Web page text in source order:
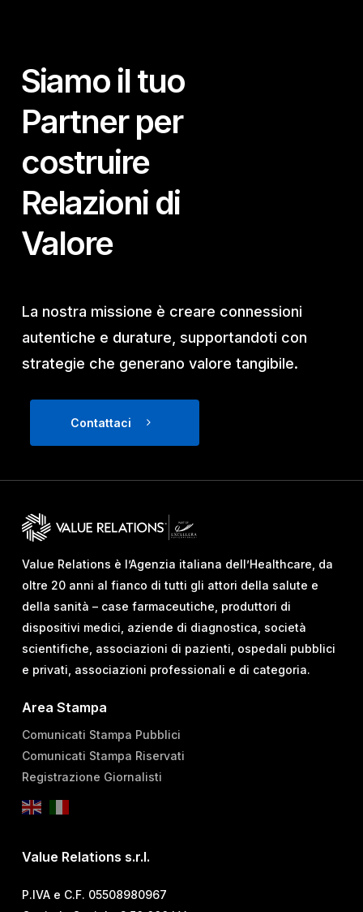
Siamo il tuo
Partner per
costruire
Relazioni di
Valore
La nostra missione è creare connessioni
autentiche e durature, supportandoti con
strategie che generano valore tangibile.
Contattaci
Value Relations è l’Agenzia italiana dell’Healthcare, da
oltre 20 anni al fianco di tutti gli attori della salute e
della sanità – case farmaceutiche, produttori di
dispositivi medici, aziende di diagnostica, società
scientifiche, associazioni di pazienti, ospedali pubblici
e privati, associazioni professionali e di categoria.
Area Stampa
Comunicati Stampa Pubblici
Comunicati Stampa Riservati
Registrazione Giornalisti
Value Relations s.r.l.
P.IVA e C.F. 05508980967